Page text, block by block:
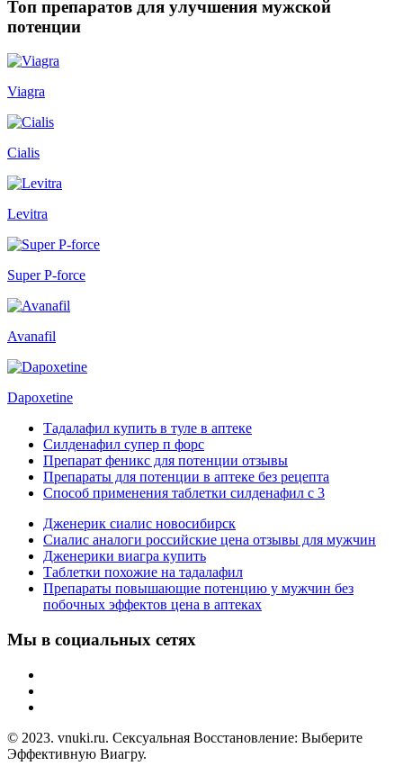
Топ препаратов для улучшения мужской
потенции
Viagra
Cialis
Levitra
Super P-force
Avanafil
Dapoxetine
Тадалафил купить в туле в аптеке
Силденафил супер п форс
Препарат феникс для потенции отзывы
Препараты для потенции в аптеке без рецепта
Способ применения таблетки силденафил с 3
Дженерик сиалис новосибирск
Сиалис аналоги российские цена отзывы для мужчин
Дженерики виагра купить
Таблетки похожие на тадалафил
Препараты повышающие потенцию у мужчин без
побочных эффектов цена в аптеках
Мы в социальных сетях
© 2023. vnuki.ru. Сексуальная Восстановление: Выберите
Эффективную Виагру.